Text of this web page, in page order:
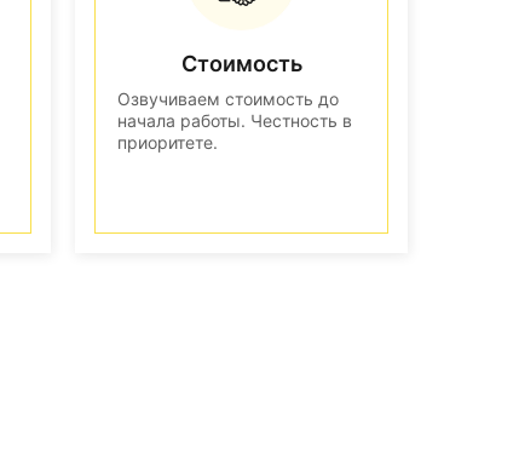
Стоимость
Озвучиваем стоимость до
начала работы. Честность в
приоритете.